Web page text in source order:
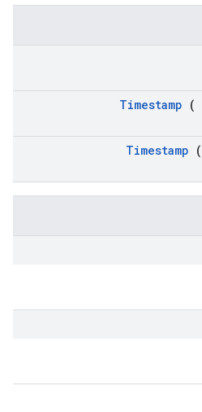
Timestamp (
Timestamp (